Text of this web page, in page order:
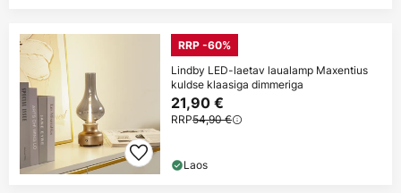
RRP -60%
Lindby LED-laetav laualamp Maxentius
kuldse klaasiga dimmeriga
21,90 €
RRP54,90 €
Laos